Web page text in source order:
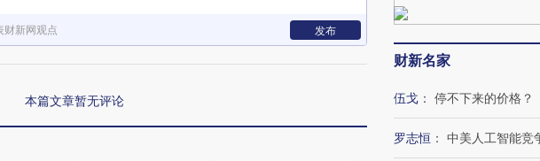
财新网观点 发布
本篇文章暂无评论
财新名家
伍戈 ： 停不下来的价格？
罗志恒 ： 中美人工智能竞